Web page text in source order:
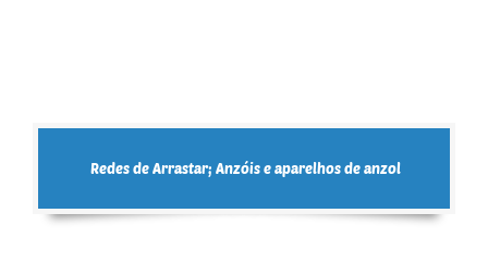
Redes de Arrastar; Anzóis e aparelhos de anzol